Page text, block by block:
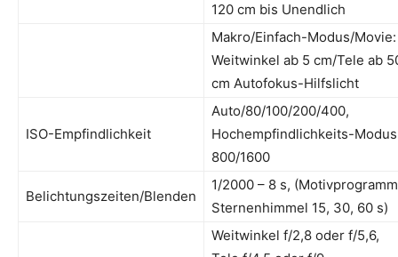
120 cm bis Unendlich
Makro/Einfach-Modus/Movie:
Weitwinkel ab 5 cm/Tele ab
cm Autofokus-Hilfslicht
ISO-Empfindlichkeit
Auto/80/100/200/400,
Hochempfindlichkeits-Modus
800/1600
Belichtungszeiten/Blenden
1/2000 – 8 s, (Motivprogramm
Sternenhimmel 15, 30, 60 s)
Weitwinkel f/2,8 oder f/5,6,